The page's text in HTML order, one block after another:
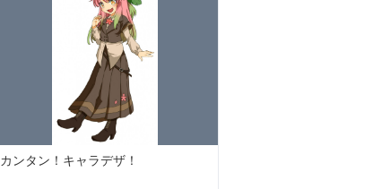
カンタン！キャラデザ！